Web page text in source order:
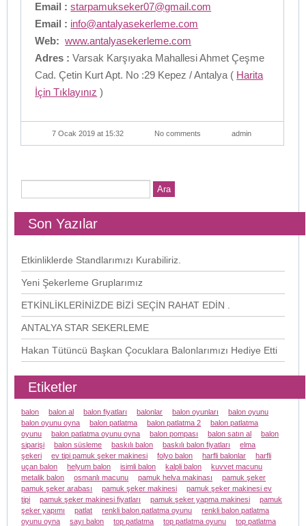
Email : starpamukseker07@gmail.com
Email : info@antalyasekerleme.com
Web: www.antalyasekerleme.com
Adres : Varsak Karşıyaka Mahallesi Ahmet Çeşme
Cad. Çetin Kurt Apt. No :29 Kepez / Antalya ( Harita
İçin Tıklayınız )
7 Ocak 2019 at 15:32 No comments admin
Son Yazılar
Etkinliklerde Standlarımızı Kurabiliriz.
Yeni Şekerleme Gruplarımız
ETKİNLİKLERİNİZDE BİZİ SEÇİN RAHAT EDİN .
ANTALYA STAR SEKERLEME
Hakan Tütüncü Başkan Çocuklara Balonlarımızı Hediye Etti
Etiketler
balon balon al balon fiyatları balonlar balon oyunları
balon oyunu
balon oyunu oyna
balon patlatma balon patlatma 2
balon patlatma
oyunu
balon patlatma oyunu oyna balon pompası balon satın al
balon
siparişi
balon süsleme baskılı balon baskılı balon fiyatları
elma
şekeri
ev tipi pamuk şeker makinesi folyo balon harfli balonlar
harfli
uçan balon
helyum balon isimli balon kalpli balon
kuvvet macunu
metalik balon
osmanlı macunu pamuk helva makinası
pamuk şeker
pamuk şeker arabası
pamuk şeker makinesi
pamuk şeker makinesi ev
tipi
pamuk şeker makinesi fiyatları pamuk şeker yapma makinesi
pamuk
şeker yapımı
patlat renkli balon patlatma oyunu
renkli balon patlatma
oyunu oyna
sayı balon top patlatma top patlatma oyunu top patlatma